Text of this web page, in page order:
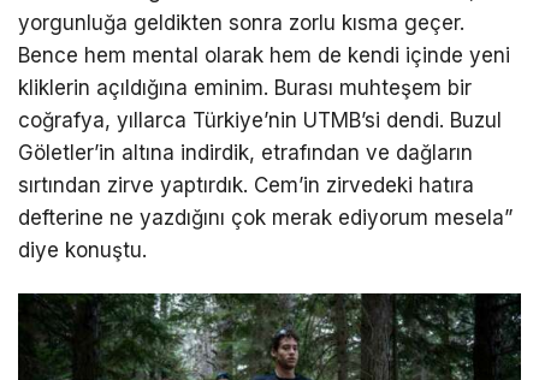
yorgunluğa geldikten sonra zorlu kısma geçer.
Bence hem mental olarak hem de kendi içinde yeni
kliklerin açıldığına eminim. Burası muhteşem bir
coğrafya, yıllarca Türkiye’nin UTMB’si dendi. Buzul
Göletler’in altına indirdik, etrafından ve dağların
sırtından zirve yaptırdık. Cem’in zirvedeki hatıra
defterine ne yazdığını çok merak ediyorum mesela”
diye konuştu.